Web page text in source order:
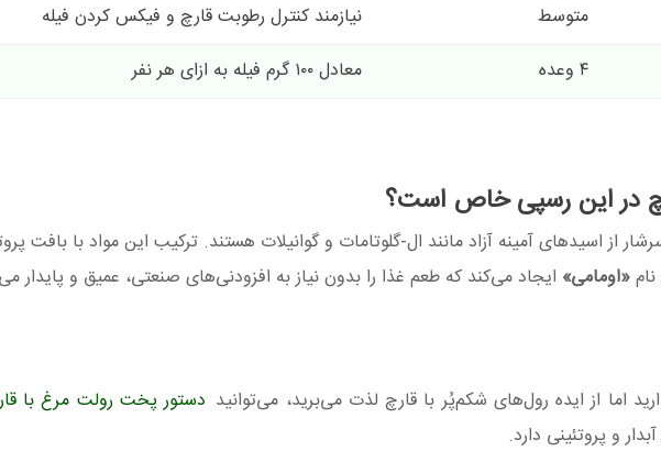
متوسط
نیازمند کنترل رطوبت قارچ و فیکس کردن فیله
۴ وعده معادل ۱۰۰ گرم فیله به ازای هر نفر
در این رسپی خاص است؟
از اسیدهای آمینه آزاد مانند ال-گلوتامات و گوانیلات هستند. ترکیب این مواد با بافت
«اومامی» ایجاد می‌کند که طعم غذا را بدون نیاز به افزودنی‌های صنعتی، عمیق و پایدار
اما از ایده رول‌های شکم‌پُر با قارچ لذت می‌برید، می‌توانید دستور پخت رولت مرغ با
و پروتئینی دارد.